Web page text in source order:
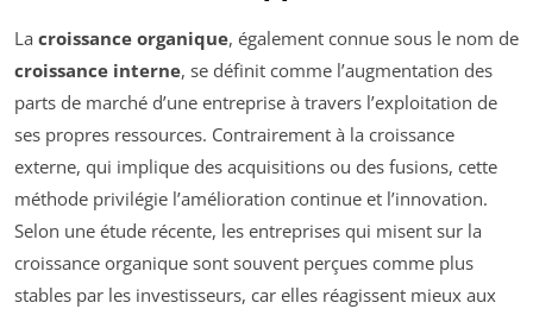
La croissance organique, également connue sous le nom de
croissance interne, se définit comme l’augmentation des
parts de marché d’une entreprise à travers l’exploitation de
ses propres ressources. Contrairement à la croissance
externe, qui implique des acquisitions ou des fusions, cette
méthode privilégie l’amélioration continue et l’innovation.
Selon une étude récente, les entreprises qui misent sur la
croissance organique sont souvent perçues comme plus
stables par les investisseurs, car elles réagissent mieux aux